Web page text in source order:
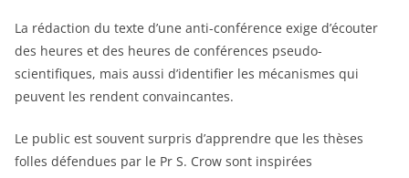
La rédaction du texte d’une anti-conférence exige d’écouter
des heures et des heures de conférences pseudo-
scientifiques, mais aussi d’identifier les mécanismes qui
peuvent les rendent convaincantes.
Le public est souvent surpris d’apprendre que les thèses
folles défendues par le Pr S. Crow sont inspirées